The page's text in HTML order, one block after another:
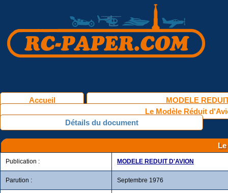
Accueil
MODELE
Le Modèle Réduit
Détails du document
Publication : MODELE REDUIT D'AVION
Parution : Septembre 1976